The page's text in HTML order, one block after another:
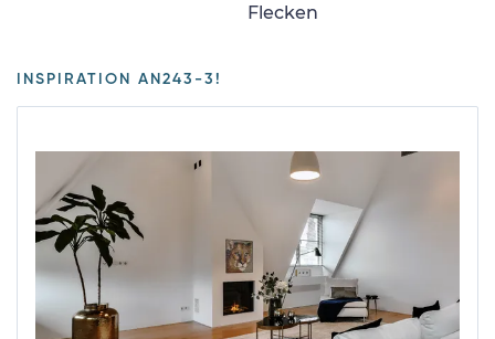
Flecken
INSPIRATION AN243-3!